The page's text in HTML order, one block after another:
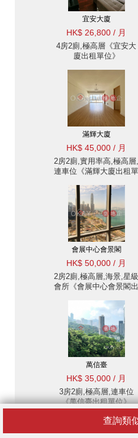
查詢類
宜安大廈
HK$ 26,800 / 月
4房2廁,極高層《宜安大
廈出租單位》
滿輝大廈
HK$ 45,000 / 月
2房2廁,實用率高,極高層,
連車位《滿輝大廈出租單
會展中心會景閣
HK$ 50,000 / 月
2房2廁,極高層,海景,星級
會所《會展中心會景閣出
萬信臺
HK$ 35,000 / 月
3房2廁,極高層,連車位
《萬信臺出租單位》